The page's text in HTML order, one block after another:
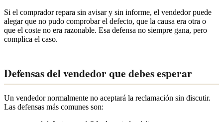
Si el comprador repara sin avisar y sin informe, el vendedor puede
alegar que no pudo comprobar el defecto, que la causa era otra o
que el coste no era razonable. Esa defensa no siempre gana, pero
complica el caso.
Defensas del vendedor que debes esperar
Un vendedor normalmente no aceptará la reclamación sin discutir.
Las defensas más comunes son: